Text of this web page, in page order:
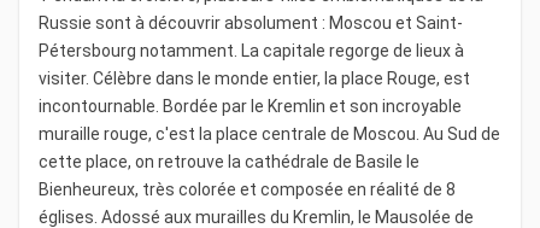
Russie sont à découvrir absolument : Moscou et Saint-
Pétersbourg notamment. La capitale regorge de lieux à
visiter. Célèbre dans le monde entier, la place Rouge, est
incontournable. Bordée par le Kremlin et son incroyable
muraille rouge, c'est la place centrale de Moscou. Au Sud de
cette place, on retrouve la cathédrale de Basile le
Bienheureux, très colorée et composée en réalité de 8
églises. Adossé aux murailles du Kremlin, le Mausolée de